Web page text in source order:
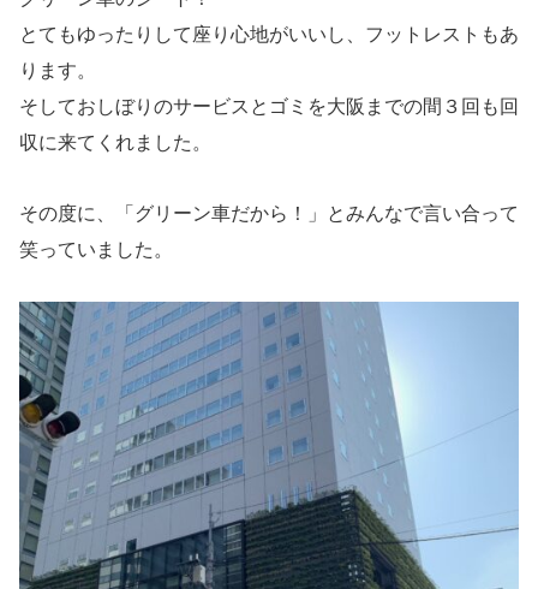
とてもゆったりして座り心地がいいし、フットレストもあ
ります。
そしておしぼりのサービスとゴミを大阪までの間３回も回
収に来てくれました。
その度に、「グリーン車だから！」とみんなで言い合って
笑っていました。